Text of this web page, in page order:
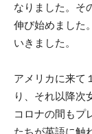
なりました。そ
伸び始めました
いきました。
アメリカに来て
り、それ以降次
コロナの間もプ